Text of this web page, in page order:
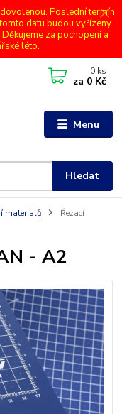
Poslední termín
datu budou vyřízeny
za pochopení a
léto.
Menu
Hledat
0 ks
za 0 Kč
materialů
Řezací
- A2